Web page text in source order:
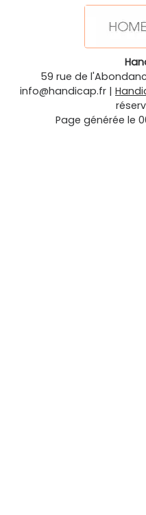
59 rue de
info@handicap.fr |
Page générée le